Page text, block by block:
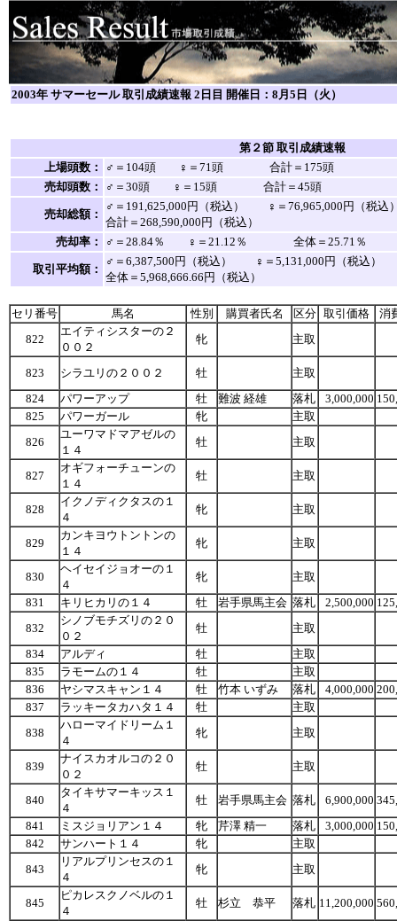
2003年 サマーセール 取引成績速報 2日目 開催日：8月5日（火）
第２節 取引成績速報
上場頭数：
♂＝104頭 ♀＝71頭 合計＝175頭
売却頭数：
♂＝30頭 ♀＝15頭 合計＝45頭
売却総額：
♂＝191,625,000円（税込） ♀＝76,965,000円（
合計＝268,590,000円（税込）
売却率：
♂＝28.84％ ♀＝21.12％ 全体＝25.71％
取引平均額：
♂＝6,387,500円（税込） ♀＝5,131,000円（税込
全体＝5,968,666.66円（税込）
セリ番号 馬名 性別 購買者氏名 区分 取引価格
消
822
エイティシスターの２
００２
牝 主取
823 シラユリの２００２ 牡
主取
824
パワーアップ 牡 難波 経雄 落札 3,000,000
825
パワーガール 牝
主取
826
ユーワマドマアゼルの
１４
牡 主取
827
オギフォーチューンの
１４
牡 主取
828
イクノディクタスの１
４
牝 主取
829
カンキヨウトントンの
１４
牝 主取
830
ヘイセイジョオーの１
４
牝
主取
831
キリヒカリの１４ 牡 岩手県馬主会 落札 2,500,000
832
シノブモチズリの２０
０２
牡
主取
834
アルディ 牡
主取
835
ラモームの１４ 牡
主取
836
ヤシマスキャン１４ 牡 竹本 いずみ 落札 4,000,000
837
ラッキータカハタ１４ 牡
主取
838
ハローマイドリーム１
４
牝 主取
839
ナイスカオルコの２０
０２
牡 主取
840
タイキサマーキッス１
４
牡 岩手県馬主会 落札 6,900,000
841
ミスジョリアン１４ 牝 芹澤 精一 落札 3,000,000
842
サンハート１４ 牝
主取
843
リアルプリンセスの１
４
牝 主取
845
ピカレスクノベルの１
４
牡 杉立 恭平 落札 11,200,000